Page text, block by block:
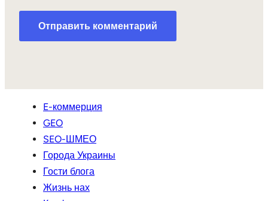
E-коммерция
GEO
SEO-ШМЕО
Города Украины
Гости блога
Жизнь нах